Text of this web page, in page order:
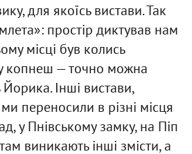
для якоїсь вистави. Так
простір диктував нам
місці був колись
копнеш — точно можна
Інші вистави,
ми переносили в різні місця
у Пнівському замку, на Піп
там виникають інші змісти, а